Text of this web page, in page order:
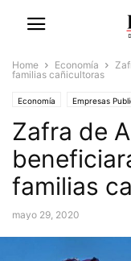
Home Economía
familias cañicultoras
Economía Empresas
Zafra de
familias
mayo 29, 2020